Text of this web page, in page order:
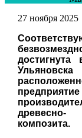
27 ноября 2025
композита.